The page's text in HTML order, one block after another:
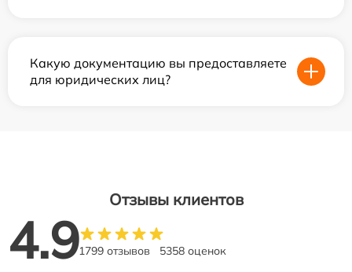
Какую документацию вы предоставляете
для юридических лиц?
Отзывы клиентов
4.91799 отзывов 5358 оценок